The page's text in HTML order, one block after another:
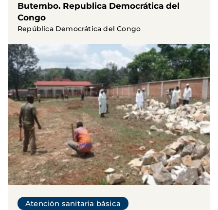
Butembo. Republica Democrática del
Congo
República Democrática del Congo
Atención sanitaria básica